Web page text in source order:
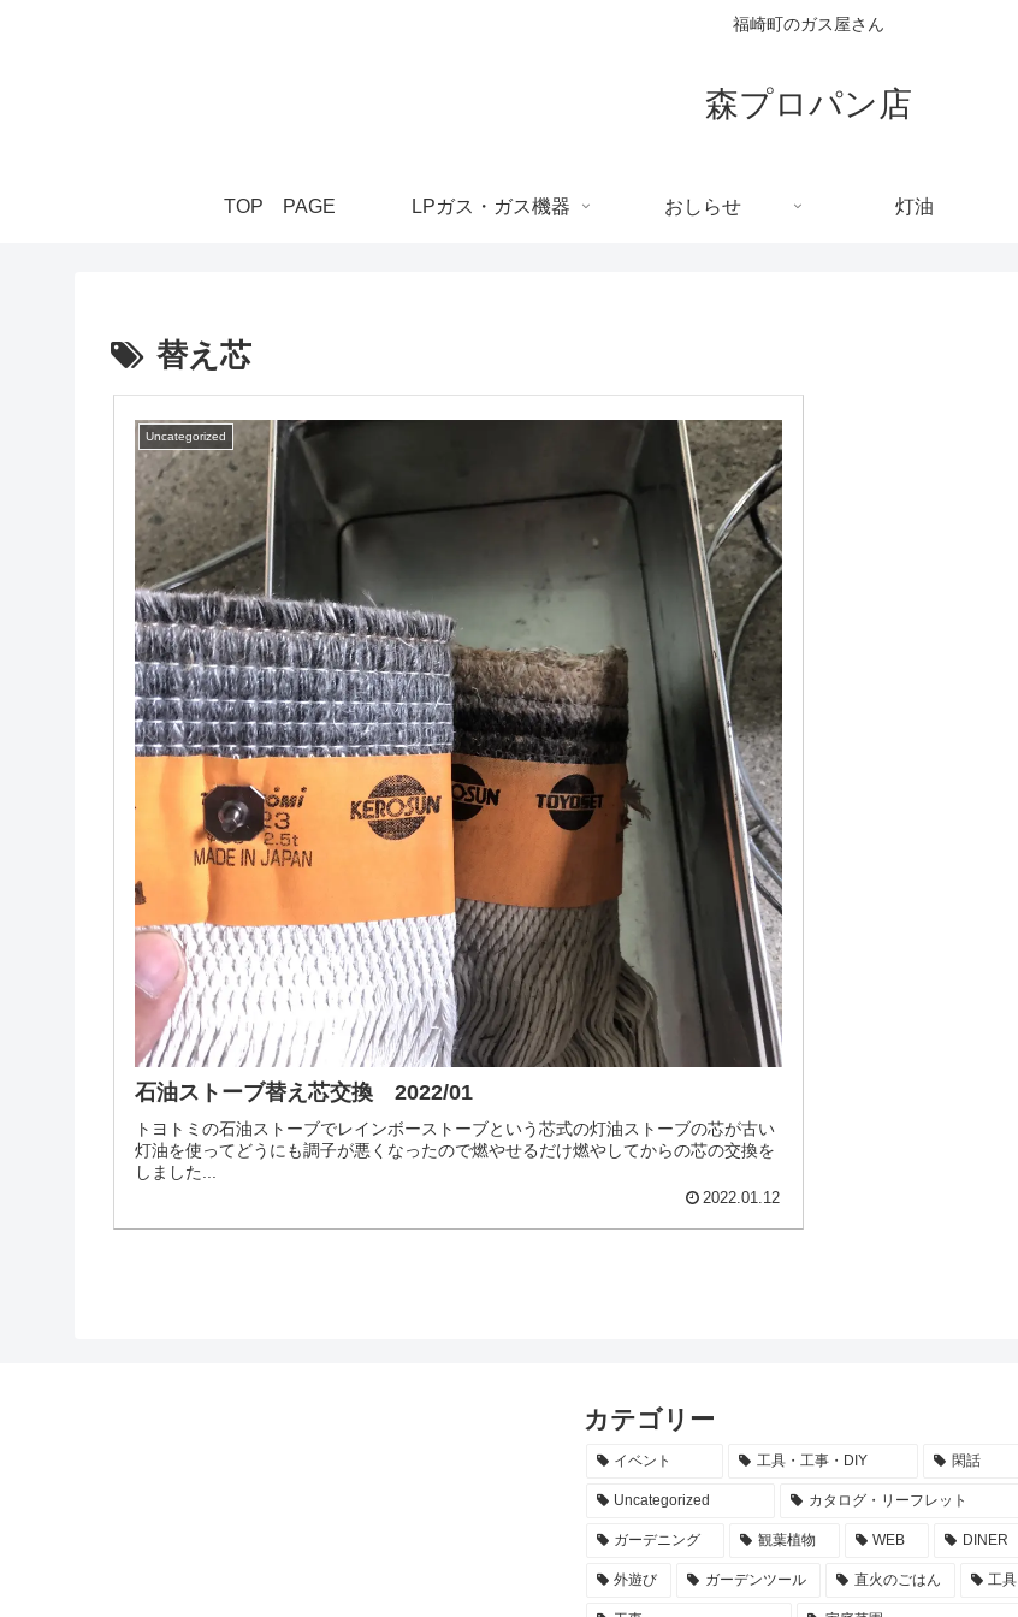
福崎町のガス屋さん
森プロパン店
TOP PAGE LPガス・ガス機器 おしらせ 灯油
替え芯
Uncategorized
石油ストーブ替え芯交換 2022/01
トヨトミの石油ストーブでレインボーストーブという芯式の灯油ストーブの芯が古い
灯油を使ってどうにも調子が悪くなったので燃やせるだけ燃やしてからの芯の交換を
しました...
2022.01.12
カテゴリー
イベント 工具・工事・DIY 閑話
Uncategorized カタログ・リーフレット
ガーデニング 観葉植物 WEB DINER
外遊び ガーデンツール 直火のごはん 工具